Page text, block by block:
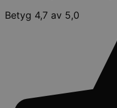
Betyg 4,7 av 5,0